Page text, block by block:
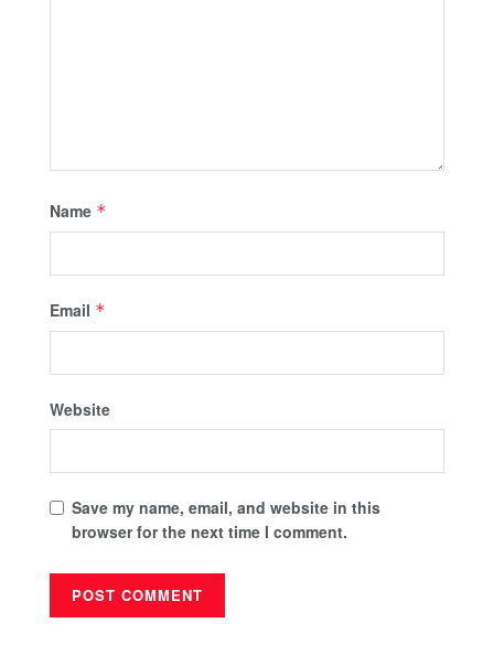
Name *
Email *
Website
Save my name, email, and website in this
browser for the next time I comment.